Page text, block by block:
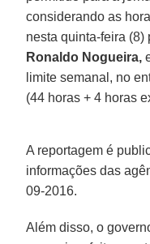
considerando as
nesta quinta-feira (8)
Ronaldo Nogueira,
limite semanal, no
(44 horas + 4 horas
A reportagem é
informações das
09-2016.
Além disso, o